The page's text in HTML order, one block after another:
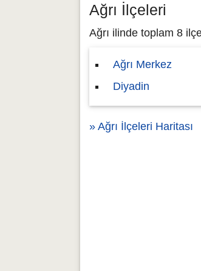
Ağrı İlçeleri
Ağrı ilinde toplam 8
Ağrı Merkez
Diyadin
» Ağrı İlçeleri Haritası